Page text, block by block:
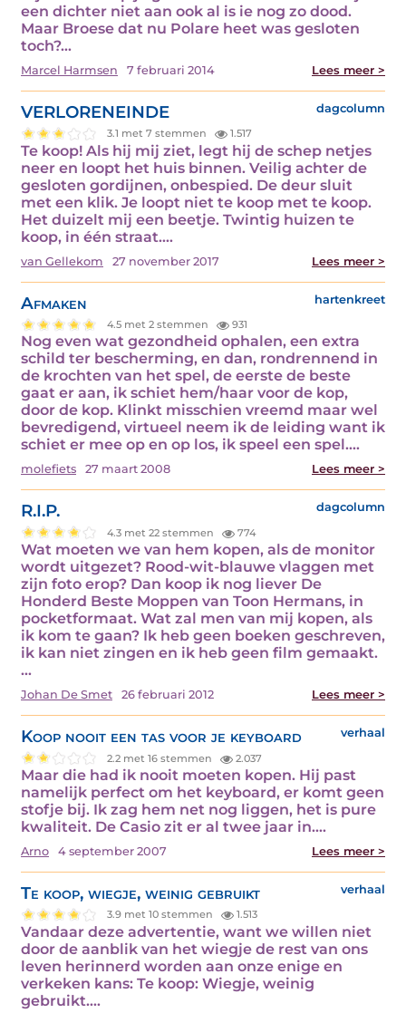
een dichter niet aan ook al is ie nog zo dood.
Maar Broese dat nu Polare heet was gesloten
toch?…
Marcel Harmsen 7 februari 2014 Lees meer >
VERLORENEINDE dagcolumn
3.1 met 7 stemmen 1.517
Te koop! Als hij mij ziet, legt hij de schep netjes
neer en loopt het huis binnen. Veilig achter de
gesloten gordijnen, onbespied. De deur sluit
met een klik. Je loopt niet te koop met te koop.
Het duizelt mij een beetje. Twintig huizen te
koop, in één straat.…
van Gellekom 27 november 2017 Lees meer >
Afmaken hartenkreet
4.5 met 2 stemmen 931
Nog even wat gezondheid ophalen, een extra
schild ter bescherming, en dan, rondrennend in
de krochten van het spel, de eerste de beste
gaat er aan, ik schiet hem/haar voor de kop,
door de kop. Klinkt misschien vreemd maar wel
bevredigend, virtueel neem ik de leiding want ik
schiet er mee op en op los, ik speel een spel.…
molefiets 27 maart 2008 Lees meer >
R.I.P. dagcolumn
4.3 met 22 stemmen 774
Wat moeten we van hem kopen, als de monitor
wordt uitgezet? Rood-wit-blauwe vlaggen met
zijn foto erop? Dan koop ik nog liever De
Honderd Beste Moppen van Toon Hermans, in
pocketformaat. Wat zal men van mij kopen, als
ik kom te gaan? Ik heb geen boeken geschreven,
ik kan niet zingen en ik heb geen film gemaakt.
…
Johan De Smet 26 februari 2012 Lees meer >
Koop nooit een tas voor je keyboard verhaal
2.2 met 16 stemmen 2.037
Maar die had ik nooit moeten kopen. Hij past
namelijk perfect om het keyboard, er komt geen
stofje bij. Ik zag hem net nog liggen, het is pure
kwaliteit. De Casio zit er al twee jaar in.…
Arno 4 september 2007 Lees meer >
Te koop, wiegje, weinig gebruikt verhaal
3.9 met 10 stemmen 1.513
Vandaar deze advertentie, want we willen niet
door de aanblik van het wiegje de rest van ons
leven herinnerd worden aan onze enige en
verkeken kans: Te koop: Wiegje, weinig
gebruikt.…